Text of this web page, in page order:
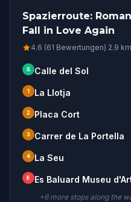
Spazierroute:
Fall in Love Again
4.6 (61 Bewertungen)·2.9 km
S Calle del Sol
1 La Llotja
2 Placa Cort
3 Carrer de La Portella
4 La Seu
E Es Baluard Museu
+6more stopsalong the